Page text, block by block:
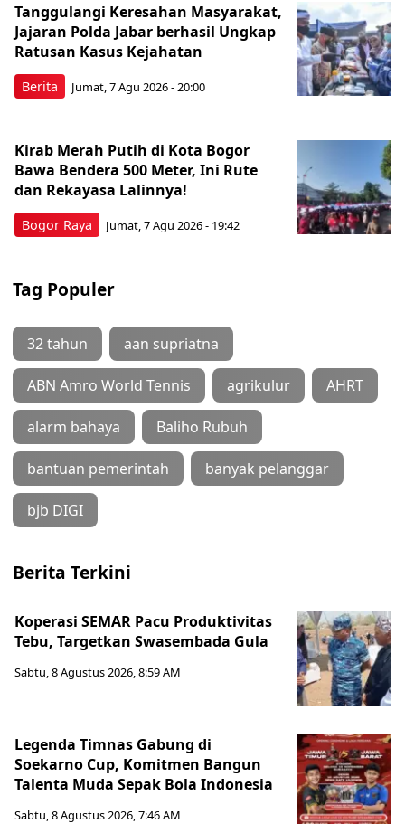
Berita
Tanggulangi Keresahan Masyarakat,
Jajaran Polda Jabar berhasil Ungkap
Ratusan Kasus Kejahatan
Jumat, 7 Agu 2026 - 20:00
Bogor Raya
Kirab Merah Putih di Kota Bogor
Bawa Bendera 500 Meter, Ini Rute
dan Rekayasa Lalinnya!
Jumat, 7 Agu 2026 - 19:42
Tag Populer
32 tahun aan supriatna
ABN Amro World Tennis agrikulur AHRT
alarm bahaya Baliho Rubuh
bantuan pemerintah banyak pelanggar
bjb DIGI
Berita Terkini
Koperasi SEMAR Pacu Produktivitas
Tebu, Targetkan Swasembada Gula
Sabtu, 8 Agustus 2026, 8:59 AM
Legenda Timnas Gabung di
Soekarno Cup, Komitmen Bangun
Talenta Muda Sepak Bola Indonesia
Sabtu, 8 Agustus 2026, 7:46 AM